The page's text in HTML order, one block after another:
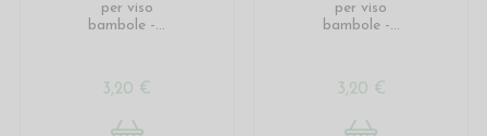
per viso
bambole -...
3,20 €
per viso
bambole -...
3,20 €